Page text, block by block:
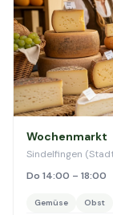
Wochenmarkt
Sindelfingen
Do 14:00 – 18:00
Gemüse Obst